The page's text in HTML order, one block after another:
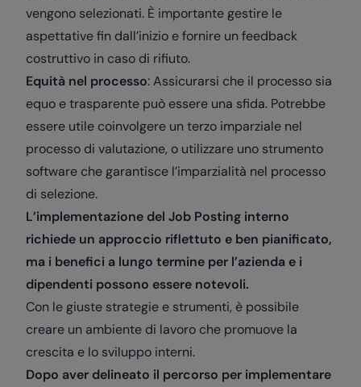
vengono selezionati. È importante gestire le
aspettative fin dall’inizio e fornire un feedback
costruttivo in caso di rifiuto.
Equità nel processo: Assicurarsi che il processo sia
equo e trasparente può essere una sfida. Potrebbe
essere utile coinvolgere un terzo imparziale nel
processo di valutazione, o utilizzare uno strumento
software che garantisce l’imparzialità nel processo
di selezione.
L’implementazione del Job Posting interno
richiede un approccio riflettuto e ben pianificato,
ma i benefici a lungo termine per l’azienda e i
dipendenti possono essere notevoli.
Con le giuste strategie e strumenti, è possibile
creare un ambiente di lavoro che promuove la
crescita e lo sviluppo interni.
Dopo aver delineato il percorso per implementare